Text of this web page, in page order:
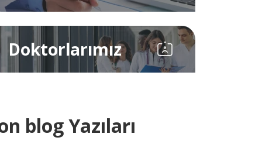
0 (216) 397 5900
info@pendikyuzyilhastanesi.com
Fevzi Çakmak Mah, Tevfik İleri Cd.
Doktorlarımız
blog Yazıları